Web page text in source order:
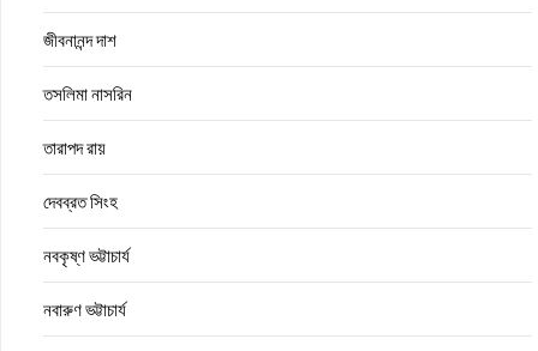
জীবনানন্দ দাশ
তসলিমা নাসরিন
তারাপদ রায়
দেবব্রত সিংহ
নবকৃষ্ণ ভট্টাচার্য
নবারুণ ভট্টাচার্য